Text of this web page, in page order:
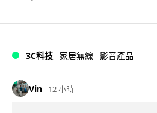
3C科技 家居無線 影音產品
Vin 12 小時